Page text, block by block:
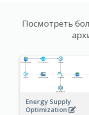
Посмотреть
Energy Supply
Optimization